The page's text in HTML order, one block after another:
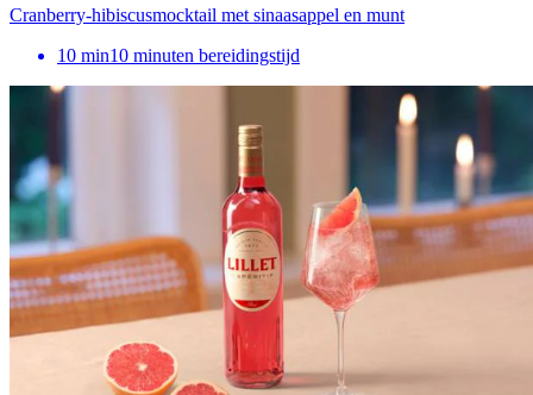
Cranberry-hibiscusmocktail met sinaasappel en munt
10 min10 minuten bereidingstijd